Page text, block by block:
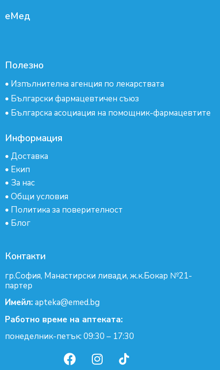
еМед
Полезно
• Изпълнителна агенция по лекарствата
• Български фармацевтичен съюз
• Българска асоциация на помощник-фармацевтите
Информация
• Доставка
• Екип
• За нас
• Общи условия
• Политика за поверителност
• Блог
Контакти
гр.София, Манастирски ливади, ж.к.Бокар №21-
партер
Имейл:apteka@emed.bg
Работно време на аптеката:
понеделник-петък: 09:30 – 17:30